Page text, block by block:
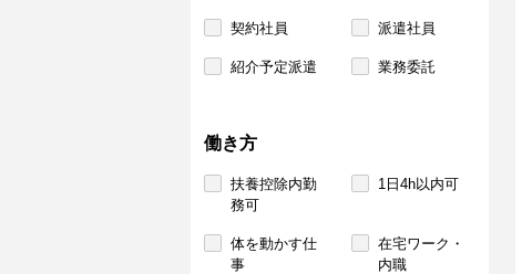
契約社員 派遣社員
紹介予定派遣 業務委託
働き方
扶養控除内勤
務可
1日4h以内可
体を動かす仕
事
在宅ワーク・
内職